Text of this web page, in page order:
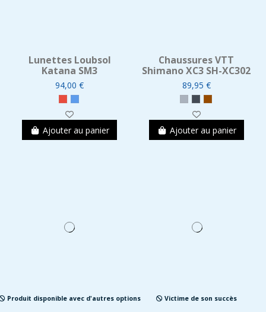
Lunettes Loubsol
Katana SM3
94,00 €
Ajouter au panier
Chaussures VTT
Shimano XC3 SH-XC302
89,95 €
Ajouter au panier
Produit disponible avec d'autres options Victime de son succès